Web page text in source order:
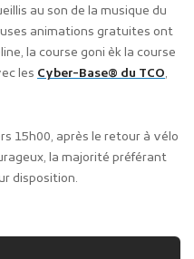
au son de la musique du
animations gratuites ont
la course goni èk la course
les Cyber-Base® du TCO,
15h00, après le retour à vélo
la majorité préférant
disposition.